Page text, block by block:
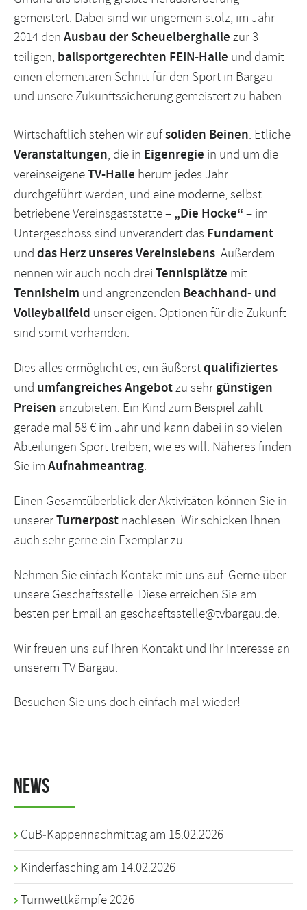
gemeistert. Dabei sind wir ungemein stolz, im Jahr
2014 den Ausbau der Scheuelberghalle zur 3-
teiligen, ballsportgerechten FEIN-Halle und damit
einen elementaren Schritt für den Sport in Bargau
und unsere Zukunftssicherung gemeistert zu haben.
Wirtschaftlich stehen wir aufsoliden Beinen. Etliche
Veranstaltungen, die in Eigenregie in und um die
vereinseigeneTV-Halle herum jedes Jahr
durchgeführt werden, und eine moderne, selbst
betriebene Vereinsgaststätte – „Die Hocke“ – im
Untergeschoss sind unverändert das Fundament
und das Herz unseres Vereinslebens. Außerdem
nennen wir auch noch drei Tennisplätze mit
Tennisheim und angrenzenden Beachhand- und
Volleyballfeld unser eigen. Optionen für die Zukunft
sind somit vorhanden.
Dies alles ermöglicht es, ein äußerstqualifiziertes
und umfangreiches Angebotzu sehr günstigen
Preisen anzubieten. Ein Kind zum Beispiel zahlt
gerade mal 58 € im Jahr und kann dabei in so vielen
Abteilungen Sport treiben, wie es will. Näheres finden
Sie im Aufnahmeantrag.
Einen Gesamtüberblick der Aktivitäten können Sie in
unsererTurnerpost nachlesen. Wir schicken Ihnen
auch sehr gerne ein Exemplar zu.
Nehmen Sie einfach Kontakt mit uns auf. Gerne über
unsere Geschäftsstelle. Diese erreichen Sie am
besten per Email an geschaeftsstelle@tvbargau.de.
Wir freuen uns auf Ihren Kontakt und Ihr Interesse an
unserem TV Bargau.
Besuchen Sie uns doch einfach mal wieder!
News
CuB‑Kappennachmittag am 15.02.2026
Kinderfasching am 14.02.2026
Turnwettkämpfe 2026